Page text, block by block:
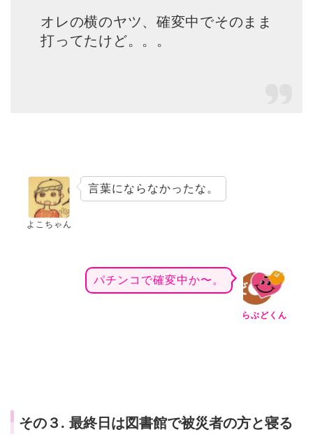
オレの横のヤツ、確変中でそのまま
打ってたけど。。。
よこちゃん
言葉にならなかったな。
らぶどくん
パチンコで確変中か〜。
その３. 最終日は図書館で被災者の方と寝る